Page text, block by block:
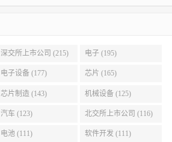
深交所上市公司 (215) 电子 (195)
电子设备 (177) 芯片 (165)
芯片制造 (143) 机械设备 (125)
汽车 (123) 北交所上市公司 (116)
电池 (111) 软件开发 (111)